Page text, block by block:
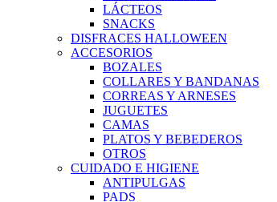
LÁCTEOS
SNACKS
DISFRACES HALLOWEEN
ACCESORIOS
BOZALES
COLLARES Y BANDANAS
CORREAS Y ARNESES
JUGUETES
CAMAS
PLATOS Y BEBEDEROS
OTROS
CUIDADO E HIGIENE
ANTIPULGAS
PADS